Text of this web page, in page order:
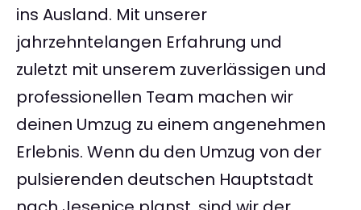
ins Ausland. Mit unserer
jahrzehntelangen Erfahrung und
zuletzt mit unserem zuverlässigen und
professionellen Team machen wir
deinen Umzug zu einem angenehmen
Erlebnis. Wenn du den Umzug von der
pulsierenden deutschen Hauptstadt